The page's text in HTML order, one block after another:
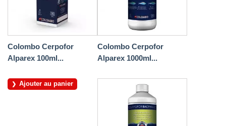
Colombo Cerpofor
Alparex 100ml...
Ajouter au panier
Colombo Cerpofor
Alparex 1000ml...